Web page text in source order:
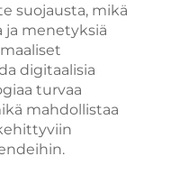
suojausta, mikä
ja menetyksiä
digitaalisia
turvaa
mahdollistaa